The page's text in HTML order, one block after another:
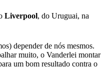
Liverpool, do Uruguai, na
depender de nós mesmos.
muito, o Vanderlei montar
um bom resultado contra o